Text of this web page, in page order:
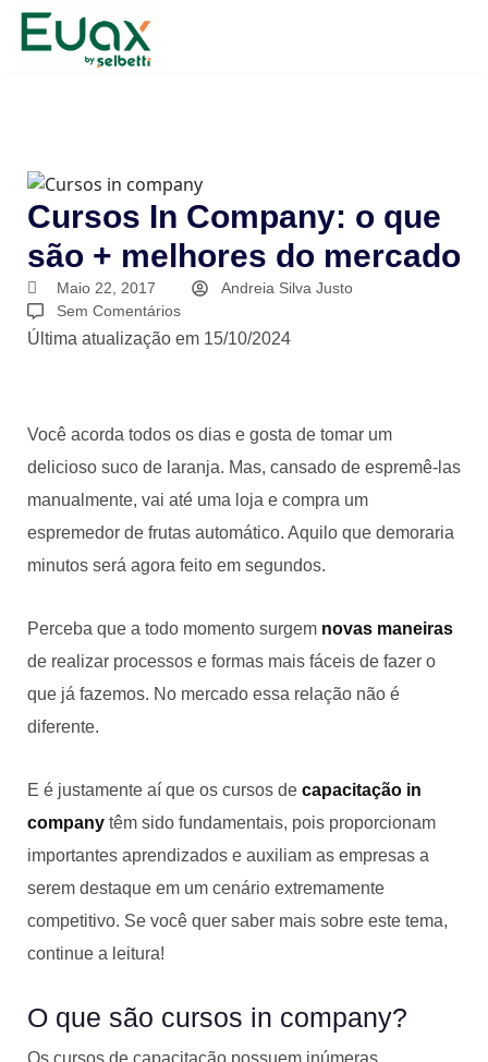
Cursos In Company: o que
são + melhores do mercado
Maio 22, 2017
Andreia Silva Justo
Sem Comentários
Última atualização em 15/10/2024
Você acorda todos os dias e gosta de tomar um
delicioso suco de laranja. Mas, cansado de espremê-las
manualmente, vai até uma loja e compra um
espremedor de frutas automático. Aquilo que demoraria
minutos será agora feito em segundos.
Perceba que a todo momento surgem novas maneiras
de realizar processos e formas mais fáceis de fazer o
que já fazemos. No mercado essa relação não é
diferente.
E é justamente aí que os cursos de capacitação in
company têm sido fundamentais, pois proporcionam
importantes aprendizados e auxiliam as empresas a
serem destaque em um cenário extremamente
competitivo. Se você quer saber mais sobre este tema,
continue a leitura!
O que são cursos in company?